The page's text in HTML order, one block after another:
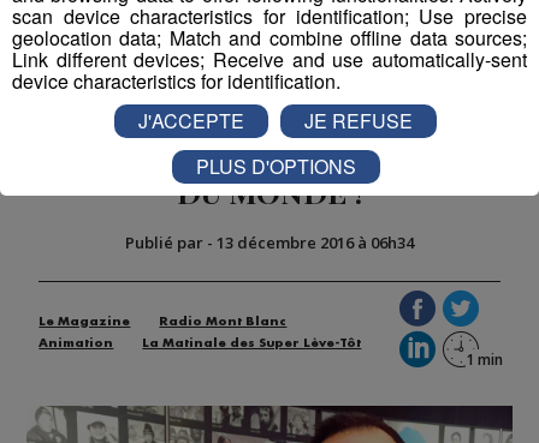
Partager sur Twitter
40 ANS D'ENGAGEMENT AUTOUR
DU MONDE !
Publié par - 13 décembre 2016 à 06h34
Le Magazine
Radio Mont Blanc
Animation
La Matinale des Super Lève-Tôt
scan device characteristics for identification; Use precise
geolocation data; Match and combine offline data sources;
Link different devices; Receive and use automatically-sent
device characteristics for identification.
J'ACCEPTE
JE REFUSE
PLUS D'OPTIONS